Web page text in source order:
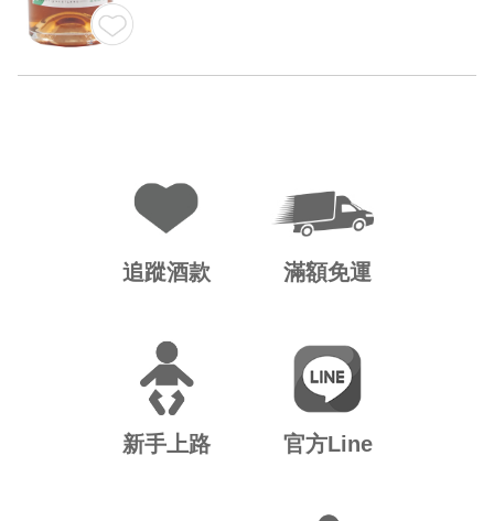
追蹤酒款 滿額免運
新手上路 官方Line